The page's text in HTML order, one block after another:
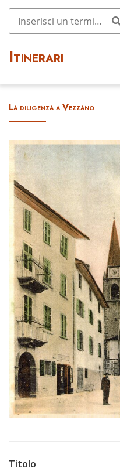
Itinerari
La diligenza a Vezzano
Titolo